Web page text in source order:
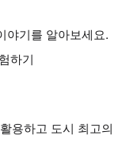
야기를 알아보세요.
하기
용하고 도시 최고의